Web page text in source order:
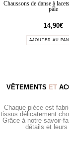
Chaussons de danse à
pâle
14,90€
AJOUTER AU
VÊTEMENTS ET
Chaque pièce est
tissus délicatement
Grâce à notre savoir-
détails et